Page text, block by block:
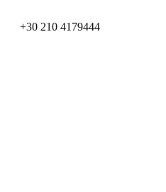
+30 210 4179444